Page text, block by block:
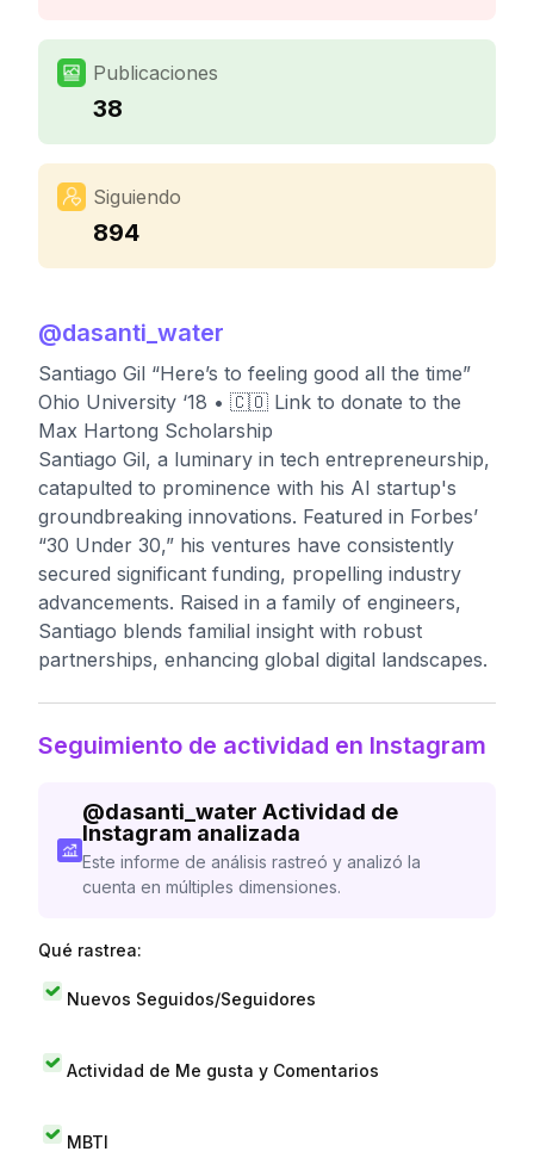
Publicaciones
38
Siguiendo
894
@dasanti_water
Santiago Gil “Here’s to feeling good all the time”
Ohio University ‘18 • 🇨🇴 Link to donate to the
Max Hartong Scholarship
Santiago Gil, a luminary in tech entrepreneurship,
catapulted to prominence with his AI startup's
groundbreaking innovations. Featured in Forbes’
“30 Under 30,” his ventures have consistently
secured significant funding, propelling industry
advancements. Raised in a family of engineers,
Santiago blends familial insight with robust
partnerships, enhancing global digital landscapes.
Seguimiento de actividad en Instagram
@dasanti_water Actividad de
Instagram analizada
Este informe de análisis rastreó y analizó la
cuenta en múltiples dimensiones.
Qué rastrea:
Nuevos Seguidos/Seguidores
Actividad de Me gusta y Comentarios
MBTI